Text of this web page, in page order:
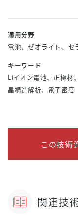
適用分野
電池、ゼオライト、セ
キーワード
Liイオン電池、正極材
晶構造解析、電子密度
この技術
関連技